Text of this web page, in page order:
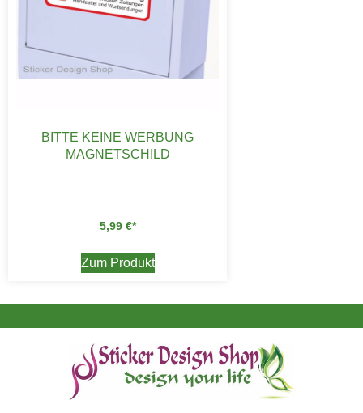
BITTE KEINE WERBUNG
MAGNETSCHILD
5,99 €
Zum Produkt